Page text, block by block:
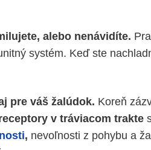
alebo nenávidíte.
systém. Keď ste
pre váš žalúdok. Koreň
v tráviacom trakte
, nevoľnosti z pohybu a